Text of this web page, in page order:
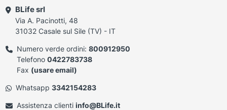
BLife srl
Via A. Pacinotti, 48
31032 Casale sul Sile (TV) - IT
Numero verde ordini: 800912950
Telefono 0422783738
Fax (usare email)
Whatsapp 3342154283
Assistenza clienti info@BLife.it